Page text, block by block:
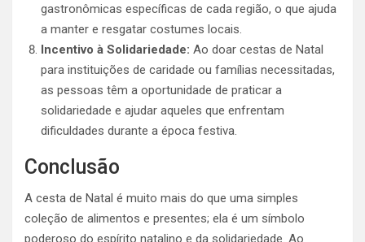
gastronômicas específicas de cada região, o que ajuda
a manter e resgatar costumes locais.
Incentivo à Solidariedade: Ao doar cestas de Natal
para instituições de caridade ou famílias necessitadas,
as pessoas têm a oportunidade de praticar a
solidariedade e ajudar aqueles que enfrentam
dificuldades durante a época festiva.
Conclusão
A cesta de Natal é muito mais do que uma simples
coleção de alimentos e presentes; ela é um símbolo
poderoso do espírito natalino e da solidariedade. Ao